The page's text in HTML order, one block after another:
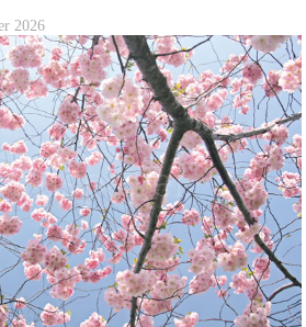
2026